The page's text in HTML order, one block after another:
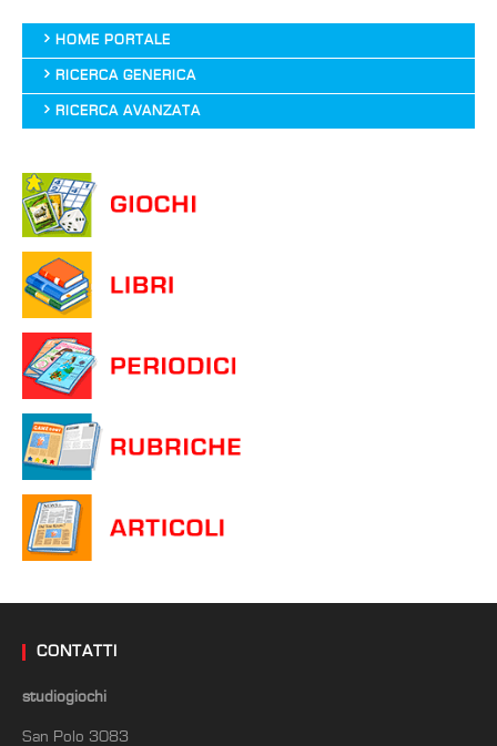
HOME PORTALE
RICERCA GENERICA
RICERCA AVANZATA
CONTATTI
studiogiochi
San Polo 3083